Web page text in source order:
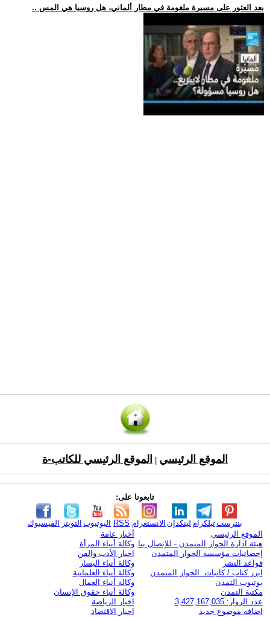
.. بعد العثور على مسيرة ملغومة في مطار ألماني، هل روسيا هي المس
الموقع الرئيسي الموقع الرئيسي للكاتب-ة
تابعونا على:
الفيسبوك التويتر اليوتيوب RSS الانستغرام لينكدإن تيلكرامبنترست
الموقع الرئيسي
هيئة ادارة الحوار المتمدن - للإتصال بنا
إحصائيات مؤسسة الحوار المتمدن
قواعد النشر
ابرز كتاب / كاتبات الحوار المتمدن
يوتيوب التمدن
مكتبة التمدن
عدد الزوار: 3,427,167,035
اضافة موضوع جديد
أخبار عامة
وكالة أنباء المرأة
اخبار الأدب والفن
وكالة أنباء اليسار
وكالة أنباء العلمانية
وكالة أنباء العمال
وكالة أنباء حقوق الإنسان
اخبار الرياضة
اخبار الاقتصاد